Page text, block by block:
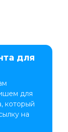
для
для
который
на